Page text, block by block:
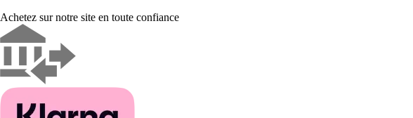
Achetez sur notre site en toute confiance